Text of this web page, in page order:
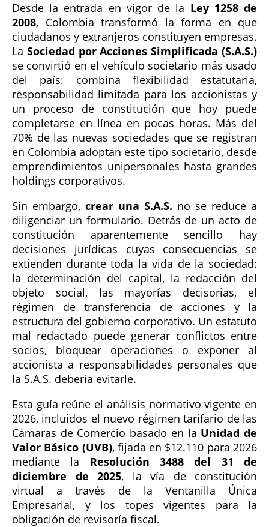
Desde la entrada en vigor de la Ley 1258 de
2008, Colombia transformó la forma en que
ciudadanos y extranjeros constituyen empresas.
La Sociedad por Acciones Simplificada (S.A.S.)
se convirtió en el vehículo societario más usado
del país: combina flexibilidad estatutaria,
responsabilidad limitada para los accionistas y
un proceso de constitución que hoy puede
completarse en línea en pocas horas. Más del
70% de las nuevas sociedades que se registran
en Colombia adoptan este tipo societario, desde
emprendimientos unipersonales hasta grandes
holdings corporativos.
Sin embargo, crear una S.A.S. no se reduce a
diligenciar un formulario. Detrás de un acto de
constitución aparentemente sencillo hay
decisiones jurídicas cuyas consecuencias se
extienden durante toda la vida de la sociedad:
la determinación del capital, la redacción del
objeto social, las mayorías decisorias, el
régimen de transferencia de acciones y la
estructura del gobierno corporativo. Un estatuto
mal redactado puede generar conflictos entre
socios, bloquear operaciones o exponer al
accionista a responsabilidades personales que
la S.A.S. debería evitarle.
Esta guía reúne el análisis normativo vigente en
2026, incluidos el nuevo régimen tarifario de las
Cámaras de Comercio basado en la Unidad de
Valor Básico (UVB), fijada en $12.110 para 2026
mediante la Resolución 3488 del 31 de
diciembre de 2025, la vía de constitución
virtual a través de la Ventanilla Única
Empresarial, y los topes vigentes para la
obligación de revisoría fiscal.